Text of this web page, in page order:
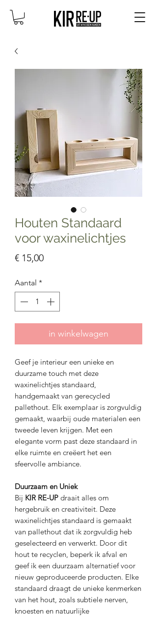
Houten Standaard
voor waxinelichtjes
€ 15,00Prijs
Aantal *
in winkelwagen
Geef je interieur een unieke en
duurzame touch met deze
waxinelichtjes standaard,
handgemaakt van gerecycled
pallethout. Elk exemplaar is zorgvuldig
gemaakt, waarbij oude materialen een
tweede leven krijgen. Met een
elegante vorm past deze standaard in
elke ruimte en creëert het een
sfeervolle ambiance.
Duurzaam en Uniek
Bij KIR RE-UP draait alles om
hergebruik en creativiteit. Deze
waxinelichtjes standaard is gemaakt
van pallethout dat ik zorgvuldig heb
geselecteerd en verwerkt. Door dit
hout te recyclen, beperk ik afval en
geef ik een duurzaam alternatief voor
nieuw geproduceerde producten. Elke
standaard draagt de unieke kenmerken
van het hout, zoals subtiele nerven,
knoesten en natuurlijke